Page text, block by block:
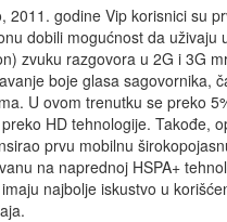
2011. godine Vip korisnici su
dobili mogućnost da uživaju
zvuku razgovora u 2G i 3G
boje glasa sagovornika,
U ovom trenutku se preko
HD tehnologije. Takođe,
prvu mobilnu
na naprednoj HSPA+
najbolje iskustvo u